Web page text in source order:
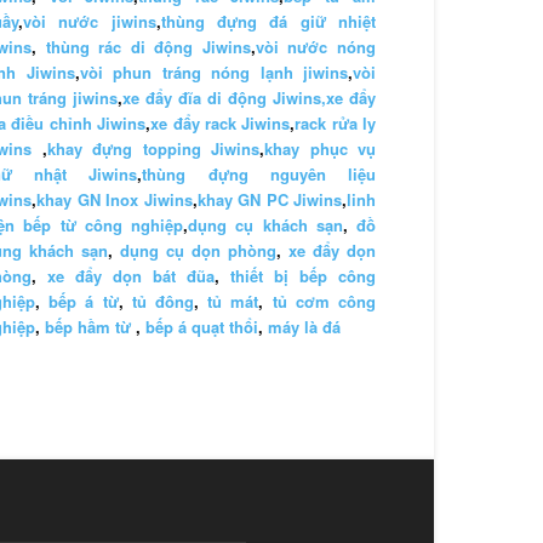
,vòi nước jiwins,thùng đựng đá giữ nhiệt
, thùng rác di động Jiwins,vòi nước nóng
Jiwins,vòi phun tráng nóng lạnh jiwins,vòi
tráng jiwins,xe đẩy đĩa di động Jiwins,xe đẩy
điều chỉnh Jiwins,xe đẩy rack Jiwins,rack rửa ly
,khay đựng topping Jiwins,khay phục vụ
nhật Jiwins,thùng đựng nguyên liệu
,khay GN Inox Jiwins,khay GN PC Jiwins,linh
bếp từ công nghiệp,dụng cụ khách sạn, đồ
khách sạn, dụng cụ dọn phòng, xe đẩy dọn
, xe đẩy dọn bát đũa, thiết bị bếp công
,bếp á từ, tủ đông,tủ mát, tủ cơm công
, bếp hầm từ , bếp á quạt thổi, máy là đá